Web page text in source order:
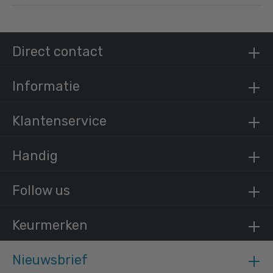
€ 955,12 excl. BTW
Nieuwsbrief
Follow us
Keurmerken
Direct contact
Informatie
Klantenservice
Handig